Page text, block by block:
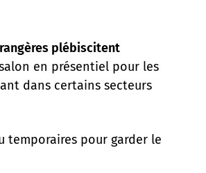
plébiscitent
en présentiel pour les
dans certains secteurs
temporaires pour garder le